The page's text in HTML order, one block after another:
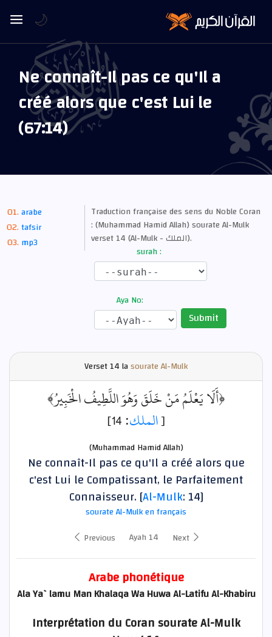
Ne connaît-Il pas ce qu'Il a
créé alors que c'est Lui le
(67:14)
arabe
tafsir
mp3
Traduction française des sens du Noble Coran
: (Muhammad Hamid Allah) sourate Al-Mulk
verset 14 (Al-Mulk - الملك).
surah :
Aya No:
Submit
Verset14 lasourate Al-Mulk
﴿أَلَا يَعْلَمُ مَنْ خَلَقَ وَهُوَ اللَّطِيفُ الْخَبِيرُ﴾
[الملك: 14]
(Muhammad Hamid Allah)
Ne connaît-Il pas ce qu'Il a créé alors que
c'est Lui le Compatissant, le Parfaitement
Connaisseur. [Al-Mulk: 14]
sourate Al-Mulk en français
Previous
Ayah 14 Next
Arabe phonétique
Ala Ya`lamu Man Khalaqa Wa Huwa Al-Latifu Al-Khabiru
Interprétation du Coran sourate Al-Mulk
🌙